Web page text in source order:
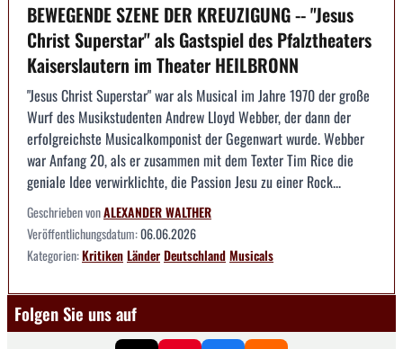
BEWEGENDE SZENE DER KREUZIGUNG -- "Jesus
Christ Superstar" als Gastspiel des Pfalztheaters
Kaiserslautern im Theater HEILBRONN
"Jesus Christ Superstar" war als Musical im Jahre 1970 der große
Wurf des Musikstudenten Andrew Lloyd Webber, der dann der
erfolgreichste Musicalkomponist der Gegenwart wurde. Webber
war Anfang 20, als er zusammen mit dem Texter Tim Rice die
geniale Idee verwirklichte, die Passion Jesu zu einer Rock...
Geschrieben vonALEXANDER WALTHER
Veröffentlichungsdatum:06.06.2026
Kategorien:KritikenLänderDeutschlandMusicals
Folgen Sie uns auf